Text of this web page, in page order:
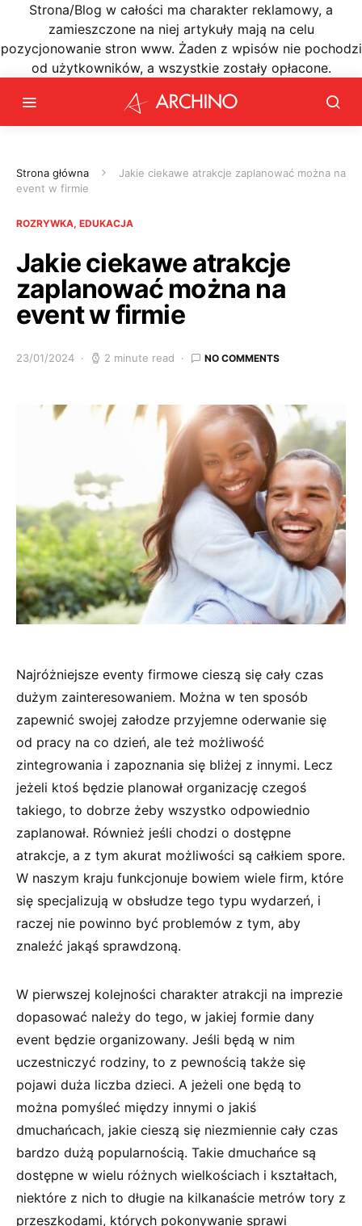
Strona/Blog w całości ma charakter reklamowy, a
zamieszczone na niej artykuły mają na celu
pozycjonowanie stron www. Żaden z wpisów nie pochodzi
od użytkowników, a wszystkie zostały opłacone.
Strona główna
Jakie ciekawe atrakcje zaplanować można na
event w firmie
ROZRYWKA, EDUKACJA
Jakie ciekawe atrakcje
zaplanować można na
event w firmie
23/01/2024 2 minute read NO COMMENTS
Najróżniejsze eventy firmowe cieszą się cały czas
dużym zainteresowaniem. Można w ten sposób
zapewnić swojej załodze przyjemne oderwanie się
od pracy na co dzień, ale też możliwość
zintegrowania i zapoznania się bliżej z innymi. Lecz
jeżeli ktoś będzie planował organizację czegoś
takiego, to dobrze żeby wszystko odpowiednio
zaplanował. Również jeśli chodzi o dostępne
atrakcje, a z tym akurat możliwości są całkiem spore.
W naszym kraju funkcjonuje bowiem wiele firm, które
się specjalizują w obsłudze tego typu wydarzeń, i
raczej nie powinno być problemów z tym, aby
znaleźć jakąś sprawdzoną.
W pierwszej kolejności charakter atrakcji na imprezie
dopasować należy do tego, w jakiej formie dany
event będzie organizowany. Jeśli będą w nim
uczestniczyć rodziny, to z pewnością także się
pojawi duża liczba dzieci. A jeżeli one będą to
można pomyśleć między innymi o jakiś
dmuchańcach, jakie cieszą się niezmiennie cały czas
bardzo dużą popularnością. Takie dmuchańce są
dostępne w wielu różnych wielkościach i kształtach,
niektóre z nich to długie na kilkanaście metrów tory z
przeszkodami, których pokonywanie sprawi